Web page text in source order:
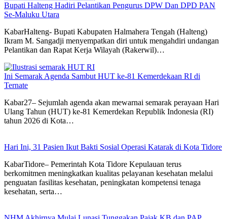
Bupati Halteng Hadiri Pelantikan Pengurus DPW Dan DPD PAN
Se-Maluku Utara
KabarHalteng- Bupati Kabupaten Halmahera Tengah (Halteng)
Ikram M. Sangadji menyempatkan diri untuk mengahdiri undangan
Pelantikan dan Rapat Kerja Wilayah (Rakerwil)…
Ini Semarak Agenda Sambut HUT ke-81 Kemerdekaan RI di
Ternate
Kabar27– Sejumlah agenda akan mewarnai semarak perayaan Hari
Ulang Tahun (HUT) ke-81 Kemerdekan Republik Indonesia (RI)
tahun 2026 di Kota…
Hari Ini, 31 Pasien Ikut Bakti Sosial Operasi Katarak di Kota Tidore
KabarTidore– Pemerintah Kota Tidore Kepulauan terus
berkomitmen meningkatkan kualitas pelayanan kesehatan melalui
penguatan fasilitas kesehatan, peningkatan kompetensi tenaga
kesehatan, serta…